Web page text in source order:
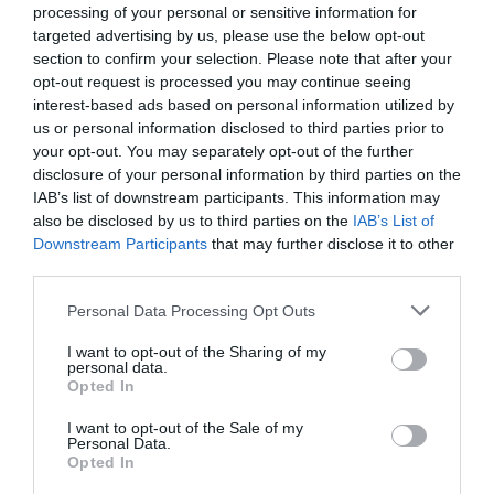
processing of your personal or sensitive information for
targeted advertising by us, please use the below opt-out
section to confirm your selection. Please note that after your
opt-out request is processed you may continue seeing
interest-based ads based on personal information utilized by
us or personal information disclosed to third parties prior to
your opt-out. You may separately opt-out of the further
disclosure of your personal information by third parties on the
IAB’s list of downstream participants. This information may
also be disclosed by us to third parties on the IAB’s List of
Downstream Participants that may further disclose it to other
Please note that this website/app uses one or more Google
not limited to your visit or usage behaviour. You may click to
grant or deny consent to Google and its third-party tags to
use your data for below specified purposes in below Google
consent section.
Personal Data Processing Opt Outs
I want to opt-out of the Sharing of my
personal data.
Opted In
I want to opt-out of the Sale of my
Personal Data.
Opted In
30-40%-os önerőt is kérhetnek
Emellett a Jövedelemarányos Törlesztőrészlet Mutató (JTM) is
gátat szab a vágyaknak: a minimális önerő miatt megugró
hitelösszeg törlesztőrészletét csak kiemelkedően
magas nettó
jövedelemmel lehet biztonságosan,a jogszabályi korlátokon
belül elbírni. A szakértők szerint a kicentizett, 10 százalékos
indulás helyett így a sikeres vásárláshoz továbbra is
elengedhetetlen a jelentősebb saját megtakarítás vagy pótfedezet
bevonása.
Olvasd el ezt is!
kedvezményeket
Nem a főváros a legdrágább? Meglepő adatok